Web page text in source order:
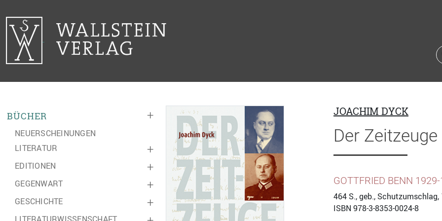
+
BÜCHER
NEUERSCHEINUNGEN
+
LITERATUR
+
EDITIONEN
+
GEGENWART
+
GESCHICHTE
JOACHIM DYCK
Der Zeitzeuge
GOTTFRIED BENN
464 S., geb., Schutzumschlag,
ISBN 978-3-8353-0024-8